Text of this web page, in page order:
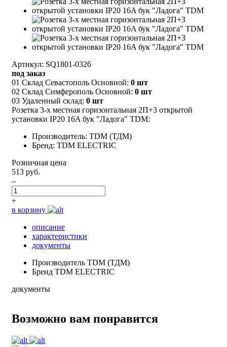
Артикул: SQ1801-0326
под заказ
01 Склад Севастополь Основной: 0 шт
02 Склад Симферополь Основной: 0 шт
03 Удаленный склад: 0 шт
Розетка 3-х местная горизонтальная 2П+3 открытой
установки IP20 16A бук "Ладога" TDM:
Производитель: TDM (ТДМ)
Бренд: TDM ELECTRIC
Розничная цена
513 руб.
–
+
в корзину
описание
характеристики
документы
Производитель TDM (ТДМ)
Бренд TDM ELECTRIC
документы
Возможно вам понравится